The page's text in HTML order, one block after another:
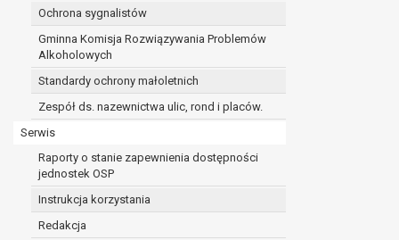
Ochrona sygnalistów
Gminna Komisja Rozwiązywania Problemów
Alkoholowych
Standardy ochrony małoletnich
Zespół ds. nazewnictwa ulic, rond i placów.
Serwis
Raporty o stanie zapewnienia dostępności
jednostek OSP
Instrukcja korzystania
Redakcja